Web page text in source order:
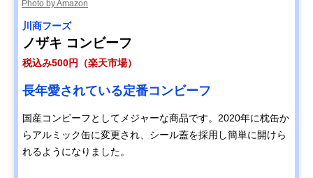
Photo by Amazon
川商フーズ
ノザキ コンビーフ
税込み500円（楽天市場）
長年愛されている定番コンビーフ
国産コンビーフとしてメジャーな商品です。2020年に枕缶か
らアルミック缶に変更され、シール蓋を採用し簡単に開けら
れるようになりました。